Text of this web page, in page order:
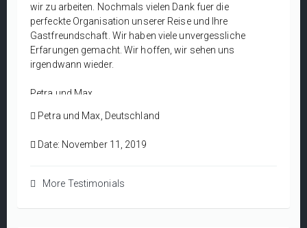
wir zu arbeiten. Nochmals vielen Dank fuer die
perfeckte Organisation unserer Reise und Ihre
Gastfreundschaft. Wir haben viele unvergessliche
Erfarungen gemacht. Wir hoffen, wir sehen uns
irgendwann wieder.
Petra und Max.
Petra und Max, Deutschland
Date: November 11, 2019
More Testimonials